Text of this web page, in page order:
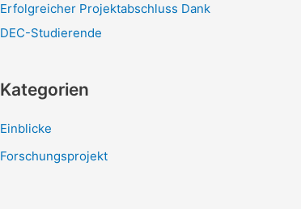
Erfolgreicher Projektabschluss Dank
DEC-Studierende
Kategorien
Einblicke
Forschungsprojekt